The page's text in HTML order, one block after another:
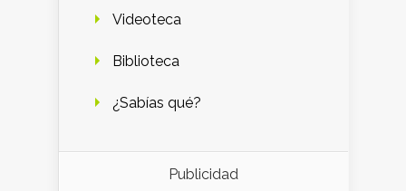
Videoteca
Biblioteca
¿Sabías qué?
Publicidad